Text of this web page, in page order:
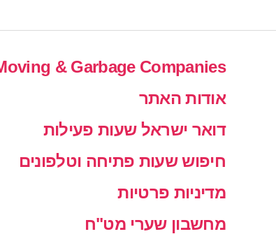
& Garbage Companies
אודות האתר
דואר ישראל שעות פעילות
חיפוש שעות פתיחה וטלפונים
מדיניות פרטיות
מחשבון שערי מט"ח